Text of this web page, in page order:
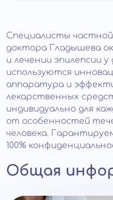
Специалисты частной
доктора Гладышева
и лечении эпилепсии
используются
аппаратура и
лекарственных
индивидуально для
от особенностей
человека.
100%
Общая